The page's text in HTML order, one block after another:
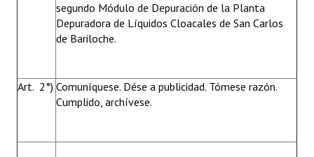
segundo Módulo de Depuración de la Planta
Depuradora de Líquidos Cloacales de San Carlos
de Bariloche.
Art. 2°) Comuníquese. Dése a publicidad. Tómese razón.
Cumplido, archívese.